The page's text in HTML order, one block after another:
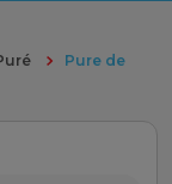
Pure de